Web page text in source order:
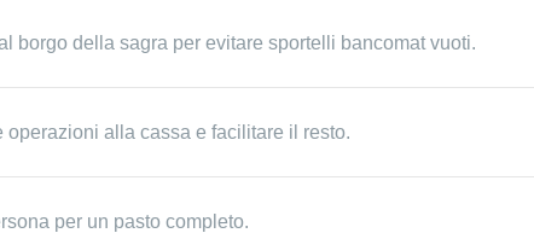
borgo della sagra per evitare sportelli bancomat vuoti.
alla cassa e facilitare il resto.
per un pasto completo.